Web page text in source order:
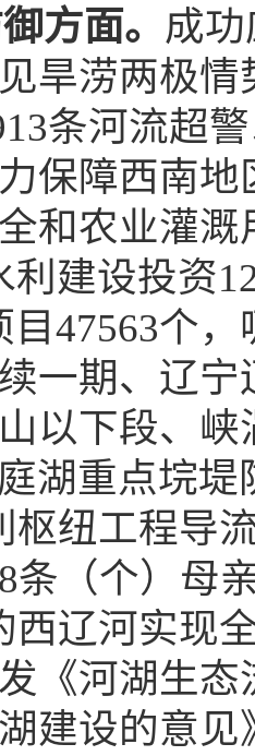
方面。 成功
旱涝两极
条河流超
保障西南
和农业灌溉
利建设投资
目47563个
一期、辽
以下段、
湖重点垸
枢纽工程导
条（个）母
西辽河实现
《河湖生
建设的意